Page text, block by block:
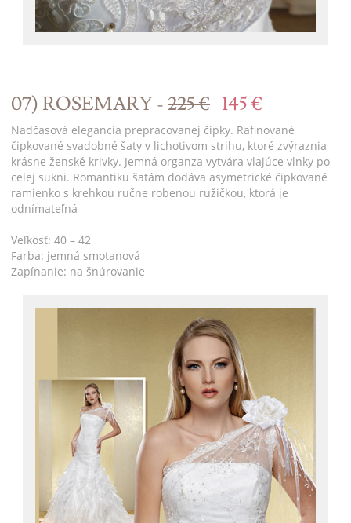
07) ROSEMARY -225 € 145 €
Nadčasová elegancia prepracovanej čipky. Rafinované
čipkované svadobné šaty v lichotivom strihu, ktoré zvýraznia
krásne ženské krivky. Jemná organza vytvára vlajúce vlnky po
celej sukni. Romantiku šatám dodáva asymetrické čipkované
ramienko s krehkou ručne robenou ružičkou, ktorá je
odnímateľná
Veľkosť: 40 – 42
Farba: jemná smotanová
Zapínanie: na šnúrovanie